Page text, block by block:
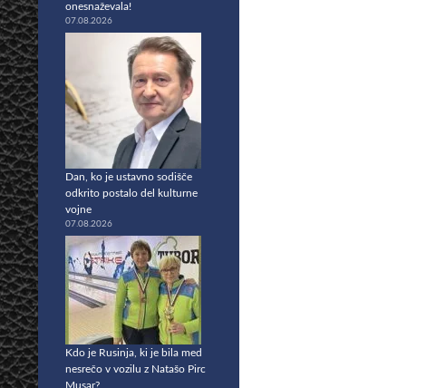
onesnaževala!
07.08.2026
Dan, ko je ustavno sodišče
odkrito postalo del kulturne
vojne
07.08.2026
Kdo je Rusinja, ki je bila med
nesrečo v vozilu z Natašo Pirc
Musar?